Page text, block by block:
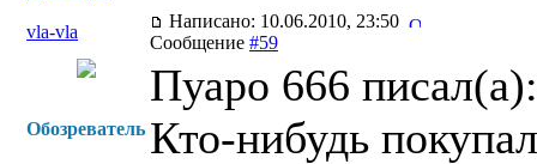
vla-vla
Написано: 10.06.2010, 23:50
Сообщение #59
Обозреватель
Пуаро 666 писал(a):
Кто-нибудь